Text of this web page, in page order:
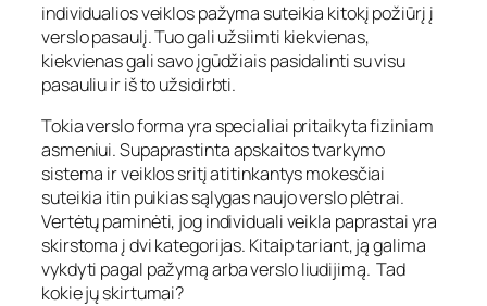
individualios veiklos pažyma suteikia kitokį požiūrį į
verslo pasaulį. Tuo gali užsiimti kiekvienas,
kiekvienas gali savo įgūdžiais pasidalinti su visu
pasauliu ir iš to užsidirbti.
Tokia verslo forma yra specialiai pritaikyta fiziniam
asmeniui. Supaprastinta apskaitos tvarkymo
sistema ir veiklos sritį atitinkantys mokesčiai
suteikia itin puikias sąlygas naujo verslo plėtrai.
Vertėtų paminėti, jog individuali veikla paprastai yra
skirstoma į dvi kategorijas. Kitaip tariant, ją galima
vykdyti pagal pažymą arba verslo liudijimą. Tad
kokie jų skirtumai?